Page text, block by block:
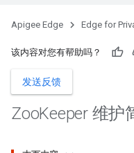
Apigee Edge Edge for
该内容对您有帮助吗？
发送反馈
ZooKeeper 维护